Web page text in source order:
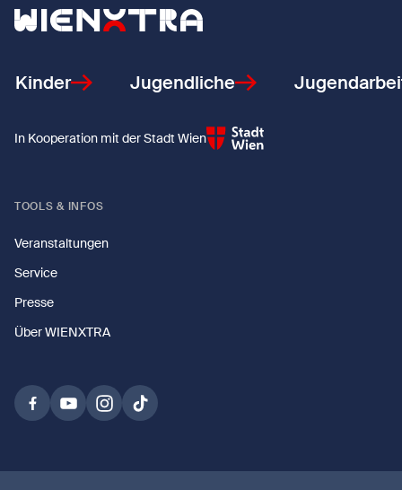
Zurück zur Startseite
Kinder Jugendliche
In Kooperation mit der Stadt Wien
TOOLS & INFOS
Veranstaltungen
Service
Presse
Über WIENXTRA